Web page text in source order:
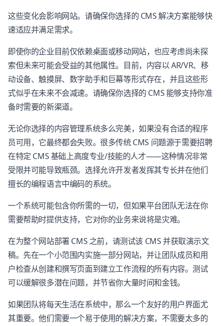
这些变化会影响网站。请确保你选择的 CMS 解决方案能够快
速适应并满足需求。
即使你的企业目前仅依赖桌面或移动网站，也应考虑尚未探
索但未来可能会受益的其他属性。目前，内容以 AR/VR、移
动设备、触摸屏、数字助手和巨幕等形式存在，并且这些形
式似乎在未来不会减速。请确保你选择的 CMS 能够支持你准
备时需要的新渠道。
无论你选择的内容管理系统多么完美，如果没有合适的程序
员可用，它最终都会失败。很多传统 CMS 问题源于需要招聘
在特定 CMS 基础上高度专业/技能的人才——这种情况非常
受限并可能导致瓶颈。选择允许开发者发挥其专长并在他们
擅长的编程语言中编码的系统。
一个系统可能包含你所需的一切，但如果平台团队无法在你
需要帮助时提供支持，它对你的业务来说将是灾难。
在为整个网站部署 CMS 之前，请测试该 CMS 并获取演示文
稿。先在一个小范围内实施一部分网站，并让团队成员和用
户检查从创建和撰写页面到建立工作流程的所有内容。测试
可以缓解很多潜在问题，并节省你大量时间和金钱。
如果团队将每天生活在系统中，那么一个友好的用户界面尤
其重要。他们需要一个易于使用的解决方案，不需要太多的